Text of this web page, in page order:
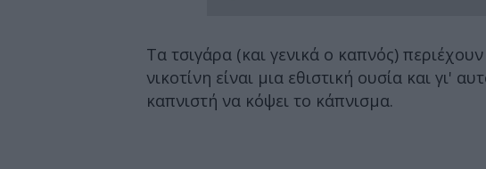
Τα τσιγάρα (και γενικά ο καπνός)
νικοτίνη είναι μια εθιστική ουσία και γι'
καπνιστή να κόψει το κάπνισμα.